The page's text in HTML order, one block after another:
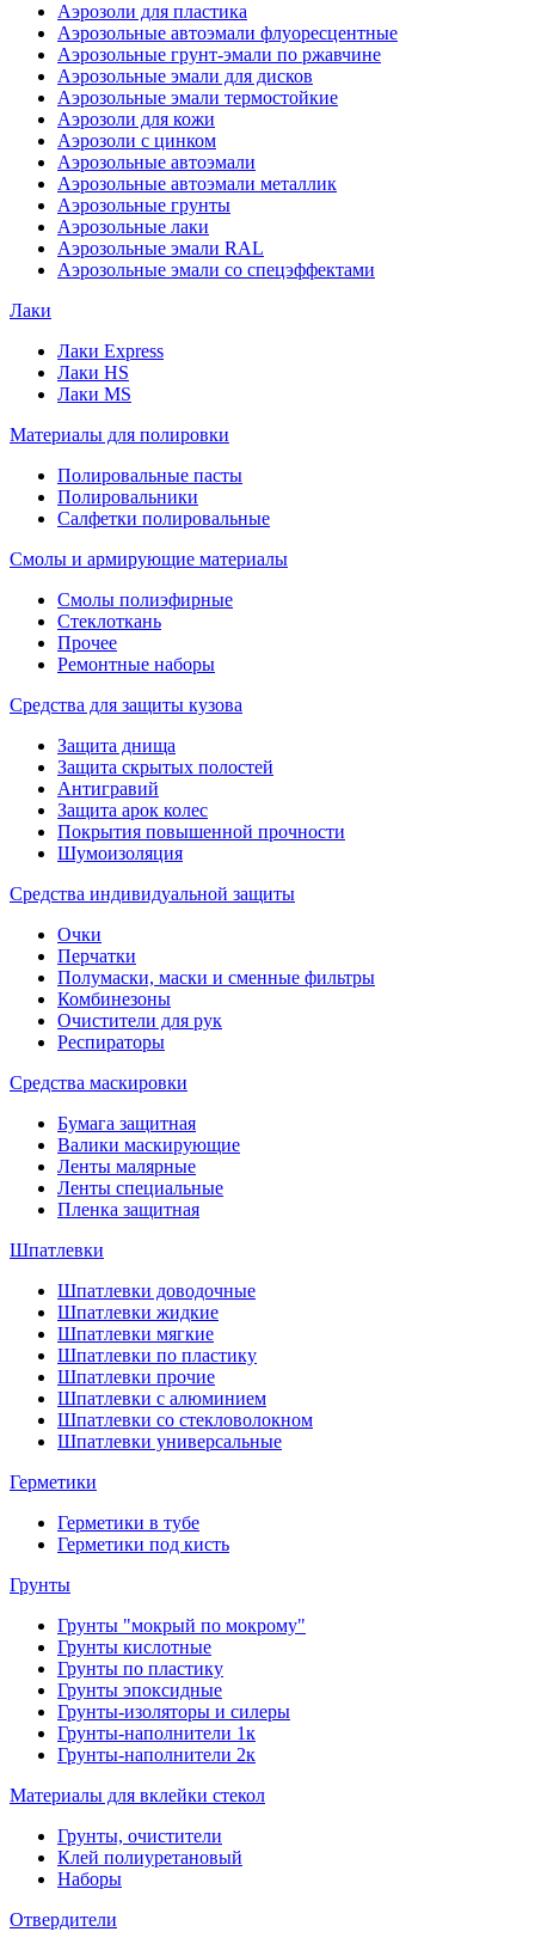
Аэрозоли для пластика
Аэрозольные автоэмали флуоресцентные
Аэрозольные грунт-эмали по ржавчине
Аэрозольные эмали для дисков
Аэрозольные эмали термостойкие
Аэрозоли для кожи
Аэрозоли с цинком
Аэрозольные автоэмали
Аэрозольные автоэмали металлик
Аэрозольные грунты
Аэрозольные лаки
Аэрозольные эмали RAL
Аэрозольные эмали со спецэффектами
Лаки
Лаки Express
Лаки HS
Лаки MS
Материалы для полировки
Полировальные пасты
Полировальники
Салфетки полировальные
Смолы и армирующие материалы
Смолы полиэфирные
Стеклоткань
Прочее
Ремонтные наборы
Средства для защиты кузова
Защита днища
Защита скрытых полостей
Антигравий
Защита арок колес
Покрытия повышенной прочности
Шумоизоляция
Средства индивидуальной защиты
Очки
Перчатки
Полумаски, маски и сменные фильтры
Комбинезоны
Очистители для рук
Респираторы
Средства маскировки
Бумага защитная
Валики маскирующие
Ленты малярные
Ленты специальные
Пленка защитная
Шпатлевки
Шпатлевки доводочные
Шпатлевки жидкие
Шпатлевки мягкие
Шпатлевки по пластику
Шпатлевки прочие
Шпатлевки с алюминием
Шпатлевки со стекловолокном
Шпатлевки универсальные
Герметики
Герметики в тубе
Герметики под кисть
Грунты
Грунты "мокрый по мокрому"
Грунты кислотные
Грунты по пластику
Грунты эпоксидные
Грунты-изоляторы и силеры
Грунты-наполнители 1к
Грунты-наполнители 2к
Материалы для вклейки стекол
Грунты, очистители
Клей полиуретановый
Наборы
Отвердители